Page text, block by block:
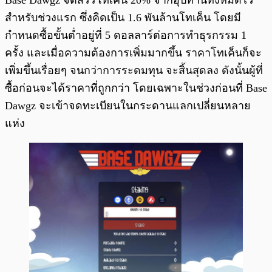
สำหรับช่วงแรก ซึ่งคิดเป็น 1.6 พันล้านโทเค็น โดยมี
กำหนดซื้อขั้นต่ำอยู่ที่ 5 ดอลลาร์ต่อการทำธุรกรรม 1
ครั้ง และเมื่อความต้องการเพิ่มมากขึ้น ราคาโทเค็นก็จะ
เพิ่มขึ้นเรื่อยๆ จนกว่าการระดมทุน จะสิ้นสุดลง ดังนั้นผู้ที่
ซื้อก่อนจะได้ราคาที่ถูกกว่า โดยเฉพาะในช่วงก่อนที่ Base
Dawgz จะเข้าจดทะเบียนในกระดานแลกเปลี่ยนหลาย
แห่ง